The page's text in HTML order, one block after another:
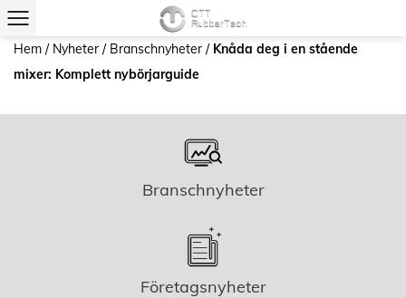
Hem / Nyheter / Branschnyheter / Knåda deg i en stående
mixer: Komplett nybörjarguide
Branschnyheter
Företagsnyheter